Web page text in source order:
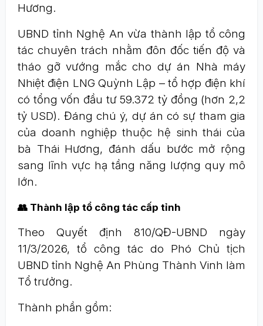
Hương.
UBND tỉnh Nghệ An vừa thành lập tổ công
tác chuyên trách nhằm đôn đốc tiến độ và
tháo gỡ vướng mắc cho dự án Nhà máy
Nhiệt điện LNG Quỳnh Lập – tổ hợp điện khí
có tổng vốn đầu tư 59.372 tỷ đồng (hơn 2,2
tỷ USD). Đáng chú ý, dự án có sự tham gia
của doanh nghiệp thuộc hệ sinh thái của
bà Thái Hương, đánh dấu bước mở rộng
sang lĩnh vực hạ tầng năng lượng quy mô
lớn.
👥 Thành lập tổ công tác cấp tỉnh
Theo Quyết định 810/QĐ-UBND ngày
11/3/2026, tổ công tác do Phó Chủ tịch
UBND tỉnh Nghệ An Phùng Thành Vinh làm
Tổ trưởng.
Thành phần gồm: